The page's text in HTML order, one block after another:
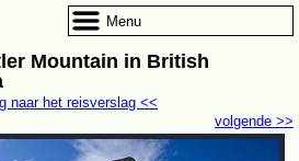
Mountain in British
volgende >>
naar het reisverslag <<
Menu